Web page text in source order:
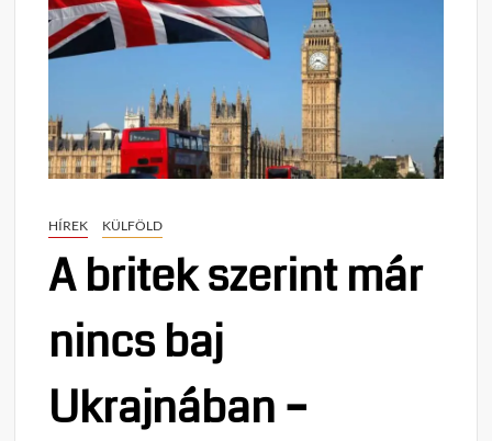
HÍREK KÜLFÖLD
A britek szerint már
nincs baj
Ukrajnában –